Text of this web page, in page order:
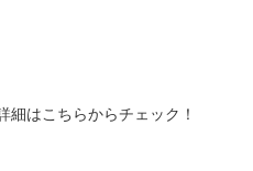
はこちらからチェック！